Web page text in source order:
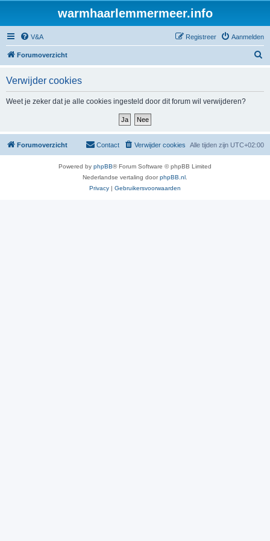
warmhaarlemmermeer.info
V&A Aanmelden
Registreer
Forumoverzicht
Verwijder cookies
Weet je zeker dat je alle cookies ingesteld door dit forum wil verwijderen?
Forumoverzicht Alle tijden zijn UTC+02:00
Verwijder cookies
Contact
Powered by phpBB® Forum Software © phpBB Limited
Nederlandse vertaling doorphpBB.nl
Privacy | Gebruikersvoorwaarden